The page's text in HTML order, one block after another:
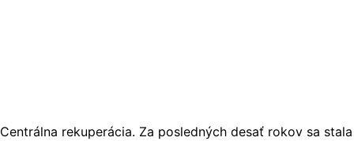
Centrálna rekuperácia. Za posledných desať rokov sa stala